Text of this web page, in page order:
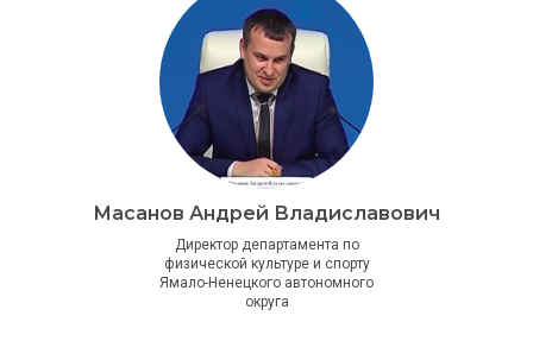
Масанов Андрей Владиславович
Директор департамента по
физической культуре и спорту
Ямало-Ненецкого автономного
округа